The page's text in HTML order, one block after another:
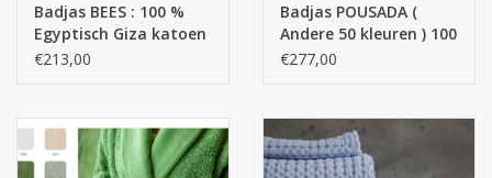
Badjas BEES : 100 %
Egyptisch Giza katoen
- Extra lange draden /
€213,00
Badjas POUSADA (
Andere 50 kleuren ) 100
% Egyptisch katoen -
€277,00